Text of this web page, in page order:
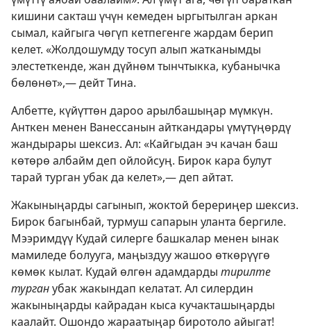
кишини сакташ үчүн кемеден ыргытылган аркан
сымал, кайгыга чөгүп кетпегенге жардам берип
келет. «Жолдошумду тосуп алып жатканымды
элестеткенде, жан дүйнөм тынчтыкка, кубанычка
бөлөнөт»,— дейт Тина.
Албетте, күйүттөн дароо арылбашыңар мүмкүн.
Анткен менен Ванессанын айткандары үмүтүңөрдү
жандырары шексиз. Ал: «Кайгыдан эч качан баш
көтөрө албайм деп ойлойсуң. Бирок кара булут
тарай турган убак да келет»,— деп айтат.
Жакыныңарды сагынып, жоктой берериңер шексиз.
Бирок багынбай, турмуш сапарын уланта бергиле.
Мээримдүү Кудай силерге башкалар менен ынак
мамиледе болууга, маңыздуу жашоо өткөрүүгө
көмөк кылат. Кудай өлгөн адамдарды тирилте
турганубак жакындап келатат. Ал силердин
жакыныңарды кайрадан кыса кучакташыңарды
каалайт. Ошондо жараатыңар биротоло айыгат!